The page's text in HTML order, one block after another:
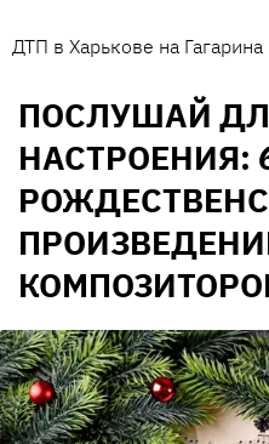
ДТП в Харькове на Гагарина
ПОСЛУШАЙ
НАСТРОЕНИЯ: